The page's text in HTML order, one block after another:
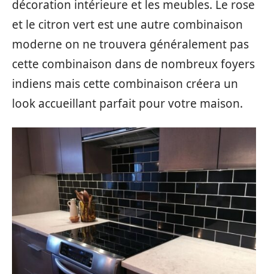
décoration intérieure et les meubles. Le rose
et le citron vert est une autre combinaison
moderne on ne trouvera généralement pas
cette combinaison dans de nombreux foyers
indiens mais cette combinaison créera un
look accueillant parfait pour votre maison.